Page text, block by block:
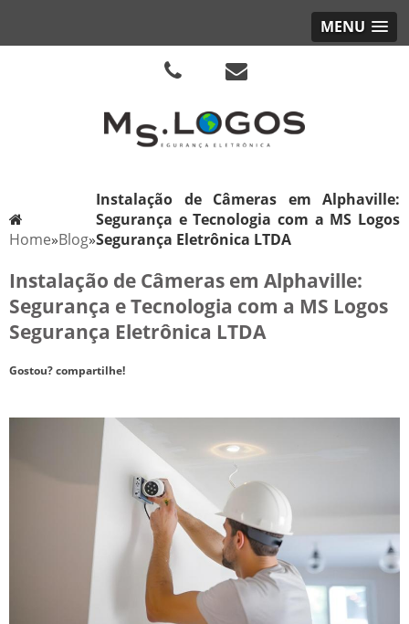
MENU
Home»Blog»
Instalação de Câmeras em Alphaville:
Segurança e Tecnologia com a MS Logos
Segurança Eletrônica LTDA
Instalação de Câmeras em Alphaville:
Segurança e Tecnologia com a MS Logos
Segurança Eletrônica LTDA
Gostou? compartilhe!